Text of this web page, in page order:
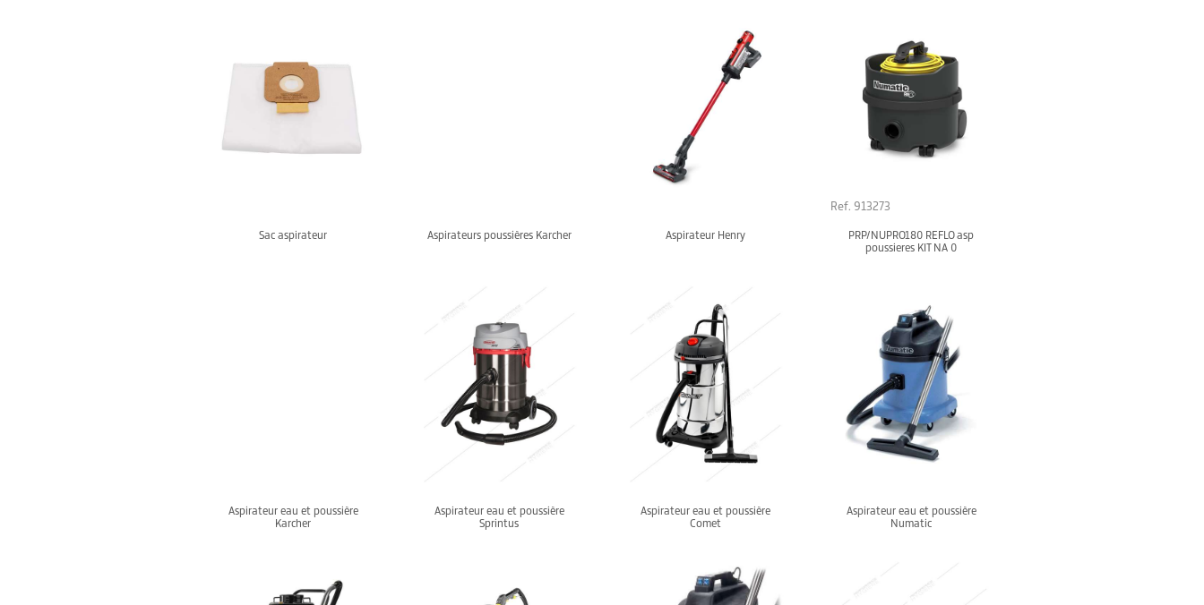
Sac aspirateur Aspirateurs poussières Karcher Aspirateur Henry
Ref. 913273
PRP/NUPRO180 REFLO asp
poussieres KIT NA 0
Aspirateur eau et poussière
Karcher
Aspirateur eau et poussière
Sprintus
Aspirateur eau et poussière
Comet
Aspirateur eau et poussière
Numatic